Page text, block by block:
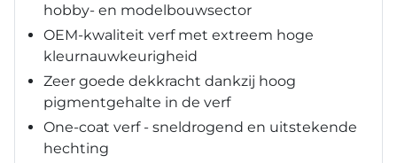
hobby- en modelbouwsector
OEM-kwaliteit verf met extreem hoge
kleurnauwkeurigheid
Zeer goede dekkracht dankzij hoog
pigmentgehalte in de verf
One-coat verf - sneldrogend en uitstekende
hechting